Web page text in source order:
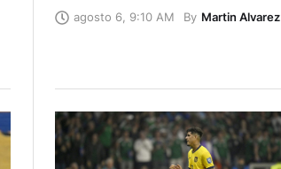
agosto 6, 9:10 AM By Martin Alvarez